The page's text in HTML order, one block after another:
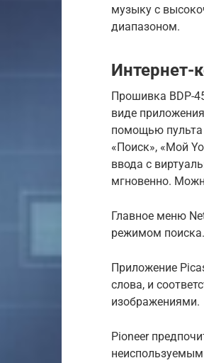
музыку с
диапазоном.
Интернет-
Прошивка BDP-
виде
помощью пульта
«Поиск», «Мой
ввода c
мгновенно.
Главное меню
режимом поиска.
Приложение
слова, и
изображениями.
Pioneer